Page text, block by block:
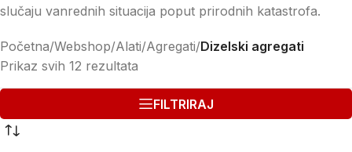
slučaju vanrednih situacija poput prirodnih katastrofa.
Početna/Webshop/Alati/Agregati/Dizelski agregati
Prikaz svih 12 rezultata
FILTRIRAJ